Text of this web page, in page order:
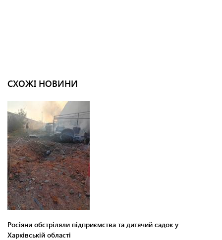
СХОЖІ НОВИНИ
Росіяни обстріляли підприємства та дитячий садок у
Харківській області